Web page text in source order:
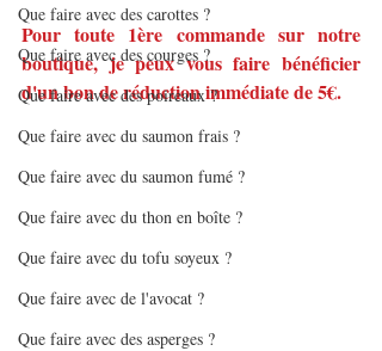
Que faire avec des carottes ?
Que faire avec des courges ?
Que faire avec des poireaux ?
Que faire avec du saumon frais ?
Que faire avec du saumon fumé ?
Que faire avec du thon en boîte ?
Que faire avec du tofu soyeux ?
Que faire avec de l'avocat ?
Que faire avec des asperges ?
Pour toute 1ère commande sur notre
boutique, je peux vous faire bénéficier
d'un bon de réduction immédiate de 5€.